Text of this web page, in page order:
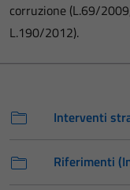
corruzione (L.69/
L.190/2012).
Interventi
Riferimenti